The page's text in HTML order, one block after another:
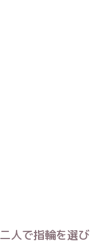
人で指輪を選び